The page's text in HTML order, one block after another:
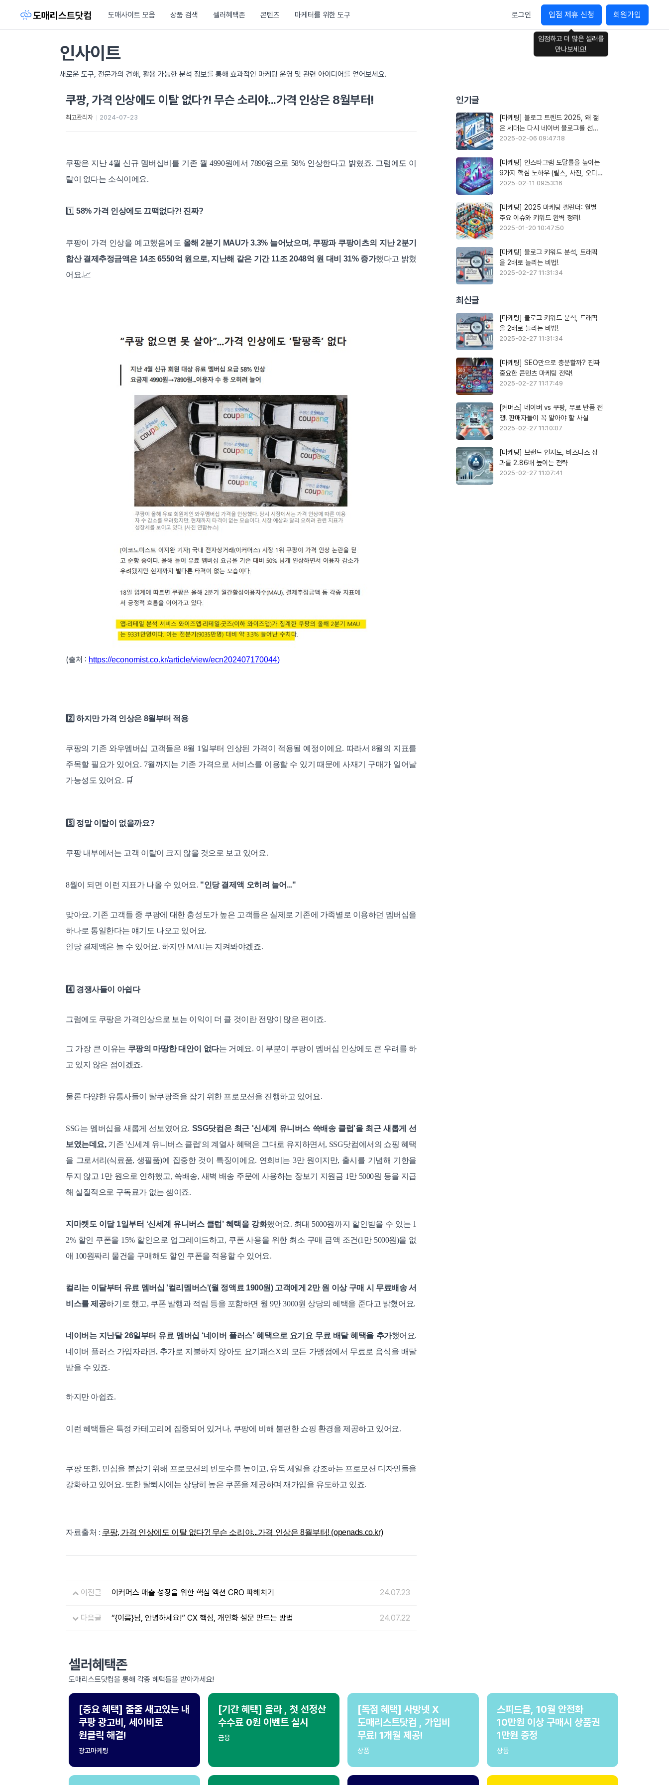
도매사이트 모음 상품 검색 셀러혜택존 콘텐츠 마케터를 위한 도구 로그인 입점 제휴 신청
입점하고 더 많은 셀러를
만나보세요!
회원가입
인사이트
새로운 도구, 전문가의 견해, 활용 가능한 분석 정보를 통해 효과적인 마케팅 운영 및 관련 아이디어를 얻어보세요.
쿠팡, 가격 인상에도 이탈 없다?! 무슨 소리야...가격 인상은 8월부터!
최고관리자 2024-07-23
쿠팡은 지난 4월 신규 멤버십비를 기존 월 4990원에서 7890원으로 58% 인상한다고 밝혔죠. 그럼에도 이
탈이 없다는 소식이에요.
1️⃣ 58% 가격 인상에도 끄떡없다?! 진짜?
쿠팡이 가격 인상을 예고했음에도 올해 2분기 MAU가 3.3% 늘어났으며, 쿠팡과 쿠팡이츠의 지난 2분기
합산 결제추정금액은 14조 6550억 원으로, 지난해 같은 기간 11조 2048억 원 대비 31% 증가했다고 밝혔
어요.📈
(출처 : https://economist.co.kr/article/view/ecn202407170044)
2️⃣ 하지만 가격 인상은 8월부터 적용
쿠팡의 기존 와우멤버십 고객들은 8월 1일부터 인상된 가격이 적용될 예정이에요. 따라서 8월의 지표를
주목할 필요가 있어요. 7월까지는 기존 가격으로 서비스를 이용할 수 있기 때문에 사재기 구매가 일어날
가능성도 있어요. 🛒
3️⃣ 정말 이탈이 없을까요?
쿠팡 내부에서는 고객 이탈이 크지 않을 것으로 보고 있어요.
8월이 되면 이런 지표가 나올 수 있어요. "인당 결제액 오히려 늘어..."
맞아요. 기존 고객들 중 쿠팡에 대한 충성도가 높은 고객들은 실제로 기존에 가족별로 이용하던 멤버십을
하나로 통일한다는 얘기도 나오고 있어요.
인당 결제액은 늘 수 있어요. 하지만 MAU는 지켜봐야겠죠.
4️⃣ 경쟁사들이 아쉽다
그럼에도 쿠팡은 가격인상으로 보는 이익이 더 클 것이란 전망이 많은 편이죠.
그 가장 큰 이유는 쿠팡의 마땅한 대안이 없다는 거예요. 이 부분이 쿠팡이 멤버십 인상에도 큰 우려를 하
고 있지 않은 점이겠죠.
물론 다양한 유통사들이 탈쿠팡족을 잡기 위한 프로모션을 진행하고 있어요.
SSG는 멤버십을 새롭게 선보였어요. SSG닷컴은 최근 '신세계 유니버스 쓱배송 클럽'을 최근 새롭게 선
보였는데요,기존 '신세계 유니버스 클럽'의 계열사 혜택은 그대로 유지하면서, SSG닷컴에서의 쇼핑 혜택
을 그로서리(식료품, 생필품)에 집중한 것이 특징이에요. 연회비는 3만 원이지만, 출시를 기념해 기한을
두지 않고 1만 원으로 인하했고, 쓱배송, 새벽 배송 주문에 사용하는 장보기 지원금 1만 5000원 등을 지급
해 실질적으로 구독료가 없는 셈이죠.
지마켓도 이달 1일부터 ‘신세계 유니버스 클럽’ 혜택을 강화했어요. 최대 5000원까지 할인받을 수 있는 1
2% 할인 쿠폰을 15% 할인으로 업그레이드하고, 쿠폰 사용을 위한 최소 구매 금액 조건(1만 5000원)을 없
애 100원짜리 물건을 구매해도 할인 쿠폰을 적용할 수 있어요.
컬리는 이달부터 유료 멤버십 '컬리멤버스'(월 정액료 1900원) 고객에게 2만 원 이상 구매 시 무료배송 서
비스를 제공하기로 했고, 쿠폰 발행과 적립 등을 포함하면 월 9만 3000원 상당의 혜택을 준다고 밝혔어요.
네이버는 지난달 26일부터 유료 멤버십 ‘네이버 플러스’ 혜택으로 요기요 무료 배달 혜택을 추가했어요.
네이버 플러스 가입자라면, 추가로 지불하지 않아도 요기패스X의 모든 가맹점에서 무료로 음식을 배달
받을 수 있죠.
하지만 아쉽죠.
이런 혜택들은 특정 카테고리에 집중되어 있거나, 쿠팡에 비해 불편한 쇼핑 환경을 제공하고 있어요.
쿠팡 또한, 민심을 붙잡기 위해 프로모션의 빈도수를 높이고, 유독 세일을 강조하는 프로모션 디자인들을
강화하고 있어요. 또한 탈퇴시에는 상당히 높은 쿠폰을 제공하며 재가입을 유도하고 있죠.
자료출처 : 쿠팡, 가격 인상에도 이탈 없다?! 무슨 소리야...가격 인상은 8월부터! (openads.co.kr)
이전글 이커머스 매출 성장을 위한 핵심 액션 CRO 파헤치기 24.07.23
다음글 “{이름}님, 안녕하세요!” CX 핵심, 개인화 설문 만드는 방법 24.07.22
인기글
[마케팅] 블로그 트렌드 2025, 왜 젊
은 세대는 다시 네이버 블로그를 선택
할까?
2025-02-06 09:47:18
[마케팅] 인스타그램 도달률을 높이는
9가지 핵심 노하우 (릴스, 사진, 오디오
활용)
2025-02-11 09:53:16
[마케팅] 2025 마케팅 캘린더: 월별
주요 이슈와 키워드 완벽 정리!
2025-01-20 10:47:50
[마케팅] 블로그 키워드 분석, 트래픽
을 2배로 늘리는 비법!
2025-02-27 11:31:34
최신글
[마케팅] 블로그 키워드 분석, 트래픽
을 2배로 늘리는 비법!
2025-02-27 11:31:34
[마케팅] SEO만으로 충분할까? 진짜
중요한 콘텐츠 마케팅 전략!
2025-02-27 11:17:49
[커머스] 네이버 vs 쿠팡, 무료 반품 전
쟁! 판매자들이 꼭 알아야 할 사실
2025-02-27 11:10:07
[마케팅] 브랜드 인지도, 비즈니스 성
과를 2.86배 높이는 전략
2025-02-27 11:07:41
셀러혜택존
도매리스트닷컴을 통해 각종 혜택들을 받아가세요!
[중요 혜택] 줄줄 새고있는 내
쿠팡 광고비, 세이비로
원클릭 해결!
광고마케팅
[기간 혜택] 올라 , 첫 선정산
수수료 0원 이벤트 실시
금융
[독점 혜택] 사방넷 X
도매리스트닷컴 , 가입비
무료! 1개월 제공!
상품
스피드몰, 10월 안전화
10만원 이상 구매시 상품권
1만원 증정
상품